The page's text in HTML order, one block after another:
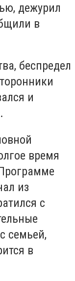
дежурил
в
беспредел
и
время
из
с
семьей,
в